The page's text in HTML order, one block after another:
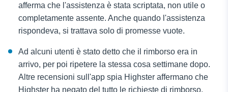
afferma che l'assistenza è stata scriptata, non utile o
completamente assente. Anche quando l'assistenza
rispondeva, si trattava solo di promesse vuote.
Ad alcuni utenti è stato detto che il rimborso era in
arrivo, per poi ripetere la stessa cosa settimane dopo.
Altre recensioni sull'app spia Highster affermano che
Highster ha negato del tutto le richieste di rimborso,